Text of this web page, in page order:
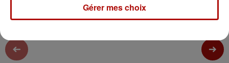
Gérer mes choix